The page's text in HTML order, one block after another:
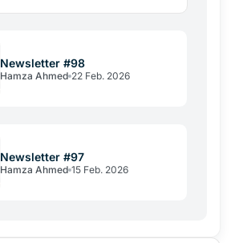
Newsletter #98
Hamza Ahmed 22 Feb. 2026
Newsletter #97
Hamza Ahmed 15 Feb. 2026